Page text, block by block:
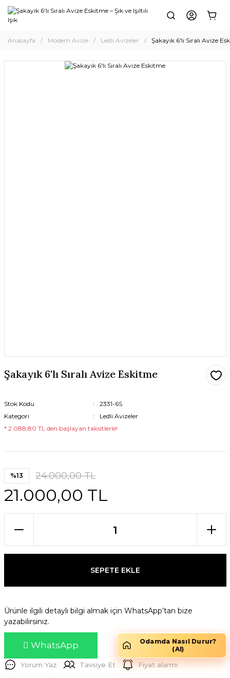
Anasayfa Modern Avize Ledli Avizeler Şakayık 6'lı Sıralı Avize
Şakayık 6'lı Sıralı Avize Eskitme
Stok Kodu
2331-6S
Kategori
Ledli Avizeler
* 2.088,80 TL den başlayan taksitlerle!
%13 24.000,00 TL
21.000,00 TL
SEPETE EKLE
Ürünle ilgili detaylı bilgi almak için WhatsApp’tan bize
yazabilirsiniz.
WhatsApp
Odamda Nasıl Durur?
(AI)
Yorum Yaz Tavsiye Et Fiyat alarmı